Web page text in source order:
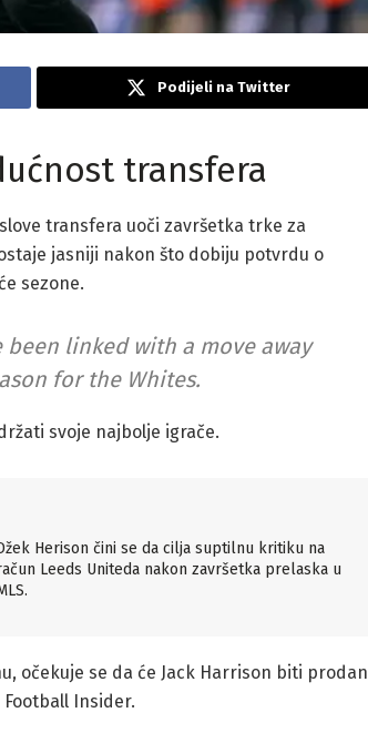
Podijeli na Twitter
transfera
transfera uoči završetka trke za
jasniji nakon što dobiju potvrdu o
sezone.
linked with a move away
for the Whites.
svoje najbolje igrače.
Herison čini se da cilja suptilnu kritiku na
Leeds Uniteda nakon završetka prelaska u
očekuje se da će Jack Harrison biti prodan
Insider.